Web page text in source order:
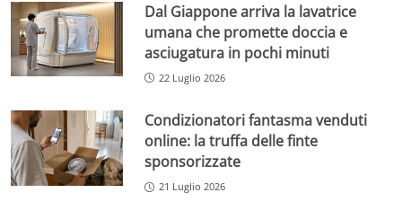
Dal Giappone arriva la lavatrice
umana che promette doccia e
asciugatura in pochi minuti
22 Luglio 2026
Condizionatori fantasma venduti
online: la truffa delle finte
sponsorizzate
21 Luglio 2026